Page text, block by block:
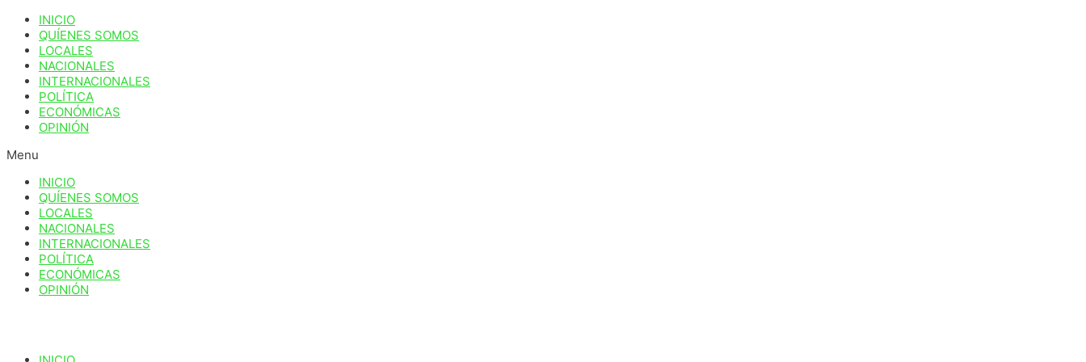
contenido
INICIO
QUÍENES SOMOS
LOCALES
NACIONALES
INTERNACIONALES
POLÍTICA
ECONÓMICAS
OPINIÓN
Menu
INICIO
QUÍENES SOMOS
LOCALES
NACIONALES
INTERNACIONALES
POLÍTICA
ECONÓMICAS
OPINIÓN